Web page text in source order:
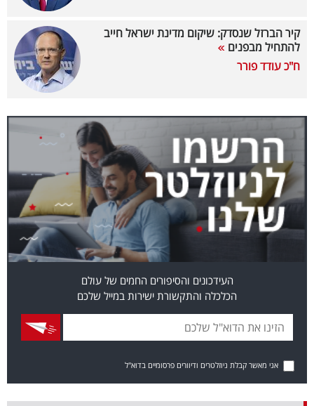
ניוזלטרים
מייל
אדום
אחרינו:
קיר הברזל שנסדק: שיקום מדינת ישראל חייב
להתחיל מבפנים
ח"כ עודד פורר
העידכונים והסיפורים החמים של עולם
הכלכלה והתקשורת ישירות במייל שלכם
אני מאשר קבלת ניוזלטרים ודיוורים פרסומיים בדוא"ל